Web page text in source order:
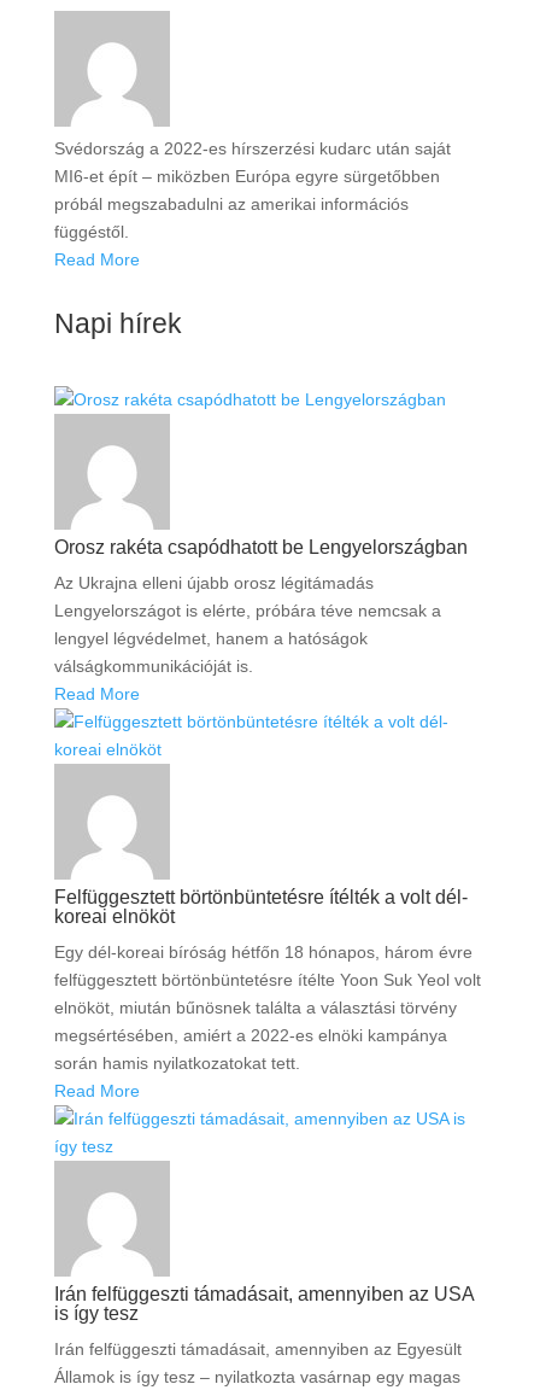
Svédország a 2022-es hírszerzési kudarc után saját
MI6-et épít – miközben Európa egyre sürgetőbben
próbál megszabadulni az amerikai információs
függéstől.
Read More
Napi hírek
Orosz rakéta csapódhatott be Lengyelországban
Az Ukrajna elleni újabb orosz légitámadás
Lengyelországot is elérte, próbára téve nemcsak a
lengyel légvédelmet, hanem a hatóságok
válságkommunikációját is.
Read More
Felfüggesztett börtönbüntetésre ítélték a volt dél-
koreai elnököt
Egy dél-koreai bíróság hétfőn 18 hónapos, három évre
felfüggesztett börtönbüntetésre ítélte Yoon Suk Yeol volt
elnököt, miután bűnösnek találta a választási törvény
megsértésében, amiért a 2022-es elnöki kampánya
során hamis nyilatkozatokat tett.
Read More
Irán felfüggeszti támadásait, amennyiben az USA
is így tesz
Irán felfüggeszti támadásait, amennyiben az Egyesült
Államok is így tesz – nyilatkozta vasárnap egy magas